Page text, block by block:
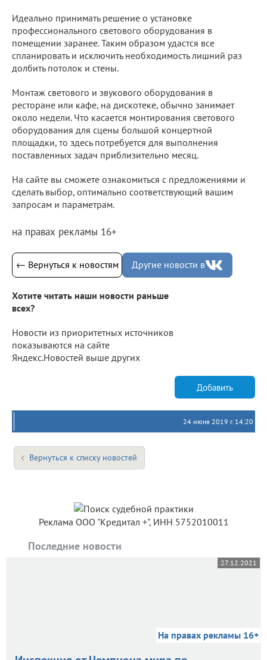
Идеально принимать решение о установке
профессионального светового оборудования в
помещении заранее. Таким образом удастся все
спланировать и исключить необходимость лишний раз
долбить потолок и стены.
Монтаж светового и звукового оборудования в
ресторане или кафе, на дискотеке, обычно занимает
около недели. Что касается монтирования светового
оборудования для сцены большой концертной
площадки, то здесь потребуется для выполнения
поставленных задач приблизительно месяц.
На сайте вы сможете ознакомиться с предложениями и
сделать выбор, оптимально соответствующий вашим
запросам и параметрам.
на правах рекламы 16+
← Вернуться к новостям Другие новости в
Хотите читать наши новости раньше
всех?
Новости из приоритетных источников
показываются на сайте
Яндекс.Новостей выше других
Добавить
24 июня 2019 г. 14:20
Вернуться к списку новостей
Реклама ООО "Кредитал +", ИНН 5752010011
Последние новости
27.12.2021
На правах рекламы 16+